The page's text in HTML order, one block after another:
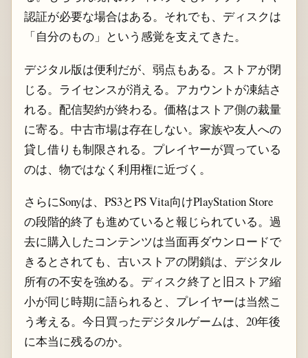
認証が必要な場合はある。それでも、ディスクは
「自分のもの」という感覚を支えてきた。
デジタル版は便利だが、弱点もある。ストアが閉
じる。ライセンスが消える。アカウントが凍結さ
れる。配信契約が終わる。価格はストア側の裁量
に寄る。中古市場は存在しない。家族や友人への
貸し借りも制限される。プレイヤーが買っている
のは、物ではなく利用権に近づく。
さらにSonyは、PS3とPS Vita向けPlayStation Store
の段階的終了も進めていると報じられている。過
去に購入したコンテンツは当面再ダウンロードで
きるとされても、古いストアの閉鎖は、デジタル
所有の不安を強める。ディスク終了と旧ストア縮
小が同じ時期に語られると、プレイヤーは当然こ
う考える。今日買ったデジタルゲームは、20年後
に本当に残るのか。